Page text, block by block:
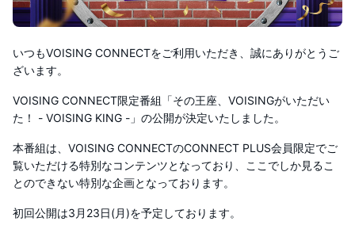
いつもVOISING CONNECTをご利用いただき、誠にありがとうご
ざいます。
VOISING CONNECT限定番組「その王座、VOISINGがいただい
た！ - VOISING KING -」の公開が決定いたしました。
本番組は、VOISING CONNECTのCONNECT PLUS会員限定でご
覧いただける特別なコンテンツとなっており、ここでしか見るこ
とのできない特別な企画となっております。
初回公開は3月23日(月)を予定しております。